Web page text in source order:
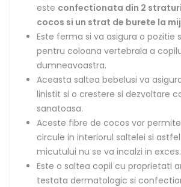
este confectionata din 2
cocos si un strat de burete la
Este ferma si va asigura o pozitie
pentru coloana vertebrala a
dumneavoastra.
Aceasta saltea bebelusi va
linistit si o crestere si dezvoltare
sanatoasa.
Aceste fibre de cocos vor
circule in interiorul saltelei si
micutului nu se va incalzi in exces.
Este o saltea copii cu proprietati
testata dermatologic si